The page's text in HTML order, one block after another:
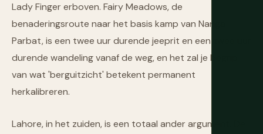
Lady Finger erboven. Fairy Meadows, de
benaderingsroute naar het basis kamp van Nanga
Parbat, is een twee uur durende jeeprit en een twee uur
durende wandeling vanaf de weg, en het zal je begrip
van wat 'berguitzicht' betekent permanent
herkalibreren.
Lahore, in het zuiden, is een totaal ander argument. De